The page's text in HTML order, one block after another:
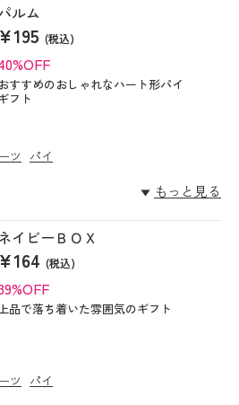
ルム
¥195(税込)
おすすめのおしゃれなハート形パイ
フト
ツ パイ
もっと見る
イビーＢＯＸ
¥164(税込)
品で落ち着いた雰囲気のギフト
ツ パイ